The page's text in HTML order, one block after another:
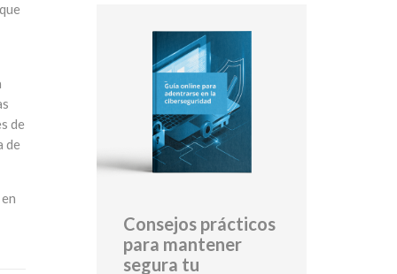
de
de
Consejos prácticos
para mantener
segura tu